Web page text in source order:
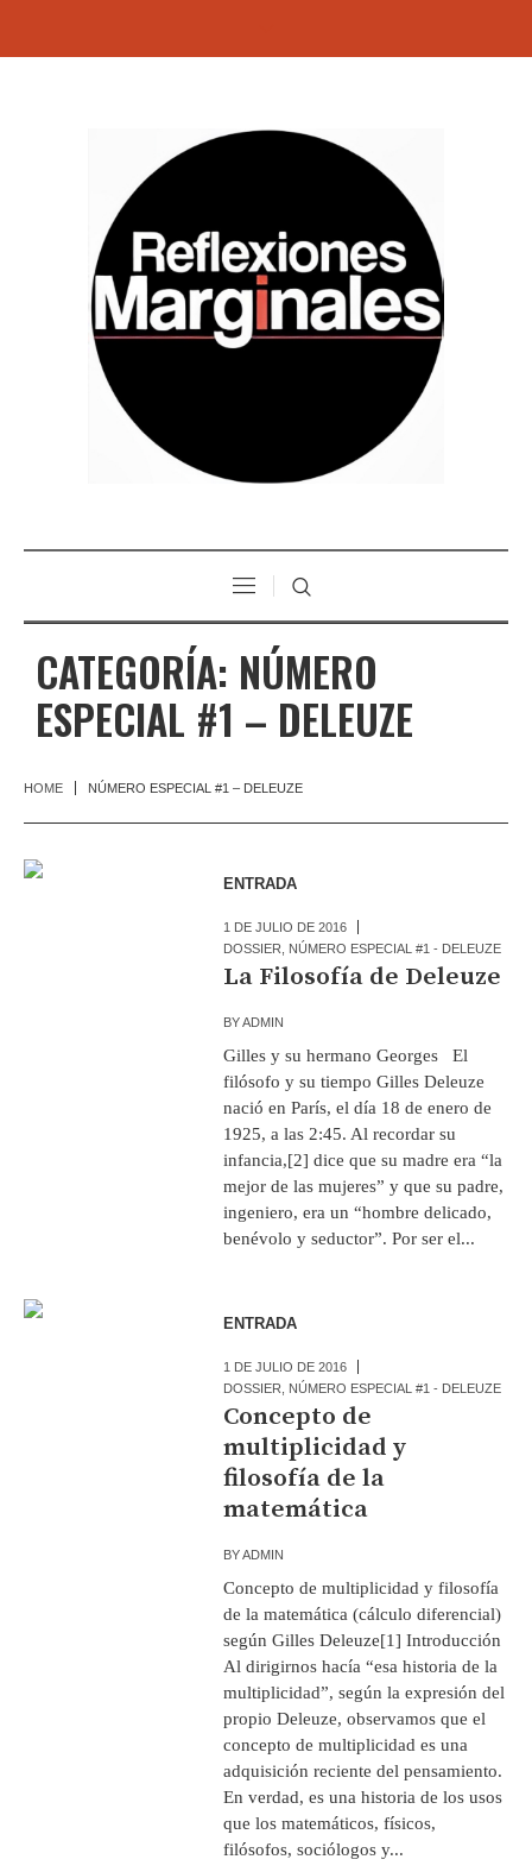
CATEGORÍA: NÚMERO
ESPECIAL #1 – DELEUZE
HOME NÚMERO ESPECIAL #1 – DELEUZE
ENTRADA
1 DE JULIO DE 2016
DOSSIER
NÚMERO ESPECIAL #1 - DELEUZE
La Filosofía de Deleuze
BYADMIN
Gilles y su hermano Georges El
filósofo y su tiempo Gilles Deleuze
nació en París, el día 18 de enero de
1925, a las 2:45. Al recordar su
infancia,[2] dice que su madre era “la
mejor de las mujeres” y que su padre,
ingeniero, era un “hombre delicado,
benévolo y seductor”. Por ser el...
ENTRADA
1 DE JULIO DE 2016
DOSSIER
NÚMERO ESPECIAL #1 - DELEUZE
Concepto de
multiplicidad y
filosofía de la
matemática
BYADMIN
Concepto de multiplicidad y filosofía
de la matemática (cálculo diferencial)
según Gilles Deleuze[1] Introducción
Al dirigirnos hacía “esa historia de la
multiplicidad”, según la expresión del
propio Deleuze, observamos que el
concepto de multiplicidad es una
adquisición reciente del pensamiento.
En verdad, es una historia de los usos
que los matemáticos, físicos,
filósofos, sociólogos y...